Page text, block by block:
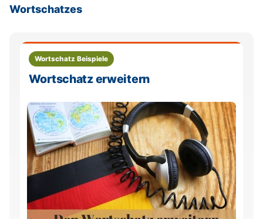
Wortschatzes
Wortschatz Beispiele
Wortschatz erweitern